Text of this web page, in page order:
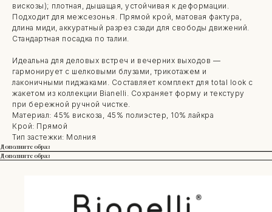
вискозы); плотная, дышащая, устойчивая к деформации.
Подходит для межсезонья. Прямой крой, матовая фактура,
длина миди, аккуратный разрез сзади для свободы движений.
Стандартная посадка по талии.
Идеальна для деловых встреч и вечерних выходов —
гармонирует с шелковыми блузами, трикотажем и
лаконичными пиджаками. Составляет комплект для total look с
жакетом из коллекции Bianelli. Сохраняет форму и текстуру
при бережной ручной чистке.
Материал: 45% вискоза, 45% полиэстер, 10% лайкра
Крой: Прямой
Тип застежки: Молния
Дополните образ
Дополните образ